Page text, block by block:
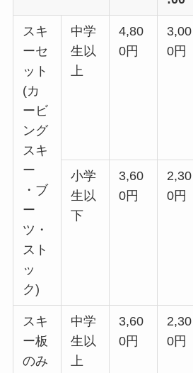
スキ
ーセ
ット
(カ
ービ
ング
スキ
ー
・ブ
ー
ツ・
スト
ッ
ク)
中学
生以
上
4,80
0円
3,00
0円
小学
生以
下
3,60
0円
2,30
0円
スキ
ー板
のみ
中学
生以
上
3,60
0円
2,30
0円